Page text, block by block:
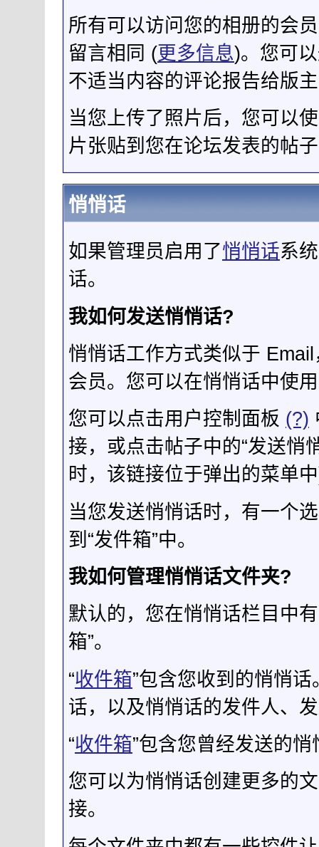
所有可以访问您的相册的会
留言相同 (更多信息)。您可
不适当内容的评论报告给版
当您上传了照片后，您可以
片张贴到您在论坛发表的帖
悄悄话
如果管理员启用了悄悄话系
话。
我如何发送悄悄话?
悄悄话工作方式类似于
会员。您可以在悄悄话中使
您可以点击用户控制面板 (?)
接，或点击帖子中的“发送悄
时，该链接位于弹出的菜单
当您发送悄悄话时，有一个
到“发件箱”中。
我如何管理悄悄话文件夹?
默认的，您在悄悄话栏目中
箱”。
“收件箱”包含您收到的悄悄
话，以及悄悄话的发件人、
“收件箱”包含您曾经发送的
您可以为悄悄话创建更多的
接。